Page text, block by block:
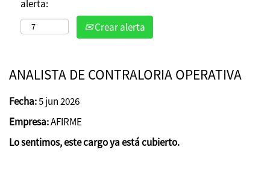
alerta:
Crear alerta
ANALISTA DE CONTRALORIA OPERATIVA
Fecha:5 jun 2026
Empresa:AFIRME
Lo sentimos, este cargo ya está cubierto.